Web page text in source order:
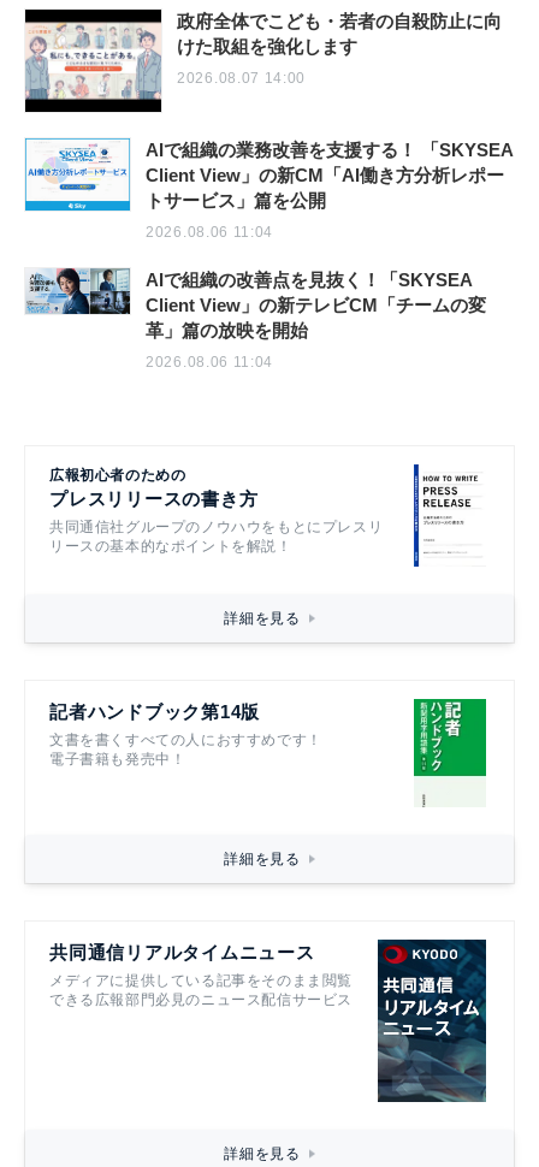
政府全体でこども・若者の自殺防止に向
けた取組を強化します
2026.08.07 14:00
AIで組織の業務改善を支援する！ 「SKYSEA
Client View」の新CM「AI働き方分析レポー
トサービス」篇を公開
2026.08.06 11:04
AIで組織の改善点を見抜く！「SKYSEA
Client View」の新テレビCM「チームの変
革」篇の放映を開始
2026.08.06 11:04
広報初心者のための
プレスリリースの書き方
共同通信社グループのノウハウをもとにプレスリ
リースの基本的なポイントを解説！
詳細を見る
記者ハンドブック第14版
文書を書くすべての人におすすめです！
電子書籍も発売中！
詳細を見る
共同通信リアルタイムニュース
メディアに提供している記事をそのまま閲覧
できる広報部門必見のニュース配信サービス
詳細を見る